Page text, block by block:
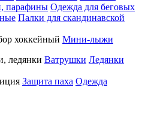
парафины Одежда для беговых
Палки для скандинавской
хоккейный Мини-лыжи
ледянки Ватрушки Ледянки
Защита паха Одежда